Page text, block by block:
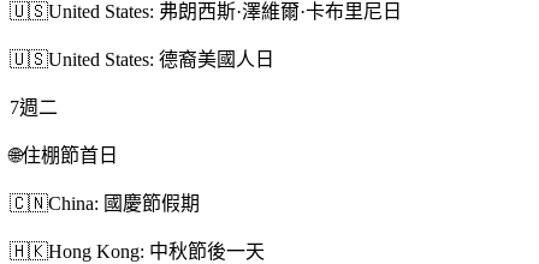
🇺🇸United States: 弗朗西斯·澤維爾·卡布里尼日
🇺🇸United States: 德裔美國人日
7週二
🌐住棚節首日
🇨🇳China: 國慶節假期
🇭🇰Hong Kong: 中秋節後一天